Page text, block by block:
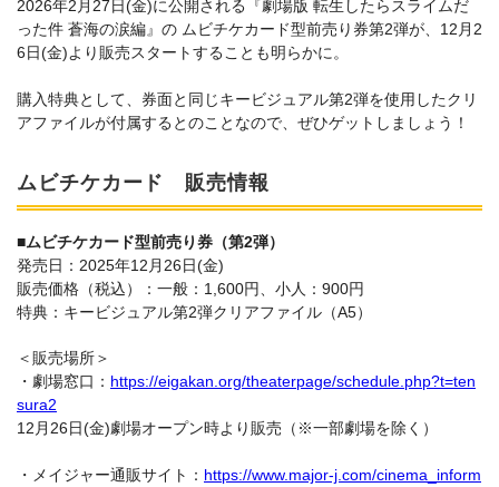
2026年2月27日(金)に公開される『劇場版 転生したらスライムだ
った件 蒼海の涙編』の ムビチケカード型前売り券第2弾が、12月2
6日(金)より販売スタートすることも明らかに。
購入特典として、券面と同じキービジュアル第2弾を使用したクリ
アファイルが付属するとのことなので、ぜひゲットしましょう！
ムビチケカード 販売情報
■ムビチケカード型前売り券（第2弾）
発売日：2025年12月26日(金)
販売価格（税込）：一般：1,600円、小人：900円
特典：キービジュアル第2弾クリアファイル（A5）
＜販売場所＞
・劇場窓口： https://eigakan.org/theaterpage/schedule.php?t=ten
sura2
12月26日(金)劇場オープン時より販売（※一部劇場を除く）
・メイジャー通販サイト： https://www.major-j.com/cinema_inform